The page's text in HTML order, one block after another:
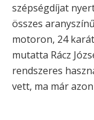
szépségdíjat
összes
motoron, 24
mutatta Rácz
rendszeres
vett, ma már